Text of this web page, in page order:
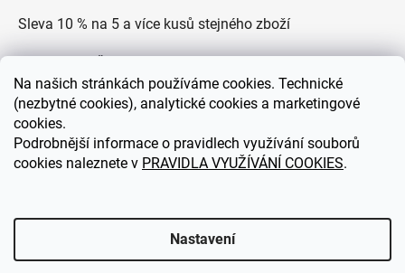
Na našich stránkách používáme cookies. Technické
(nezbytné cookies), analytické cookies a marketingové
cookies.
Podrobnější informace o pravidlech využívání souborů
cookies naleznete v PRAVIDLA VYUŽÍVÁNÍ COOKIES.
Nastavení
Sleva 10 % na 5 a více kusů stejného zboží
Zákaznická podpora každý všední den od 9.00 do 18.00
hodin
eDEKOR.cz